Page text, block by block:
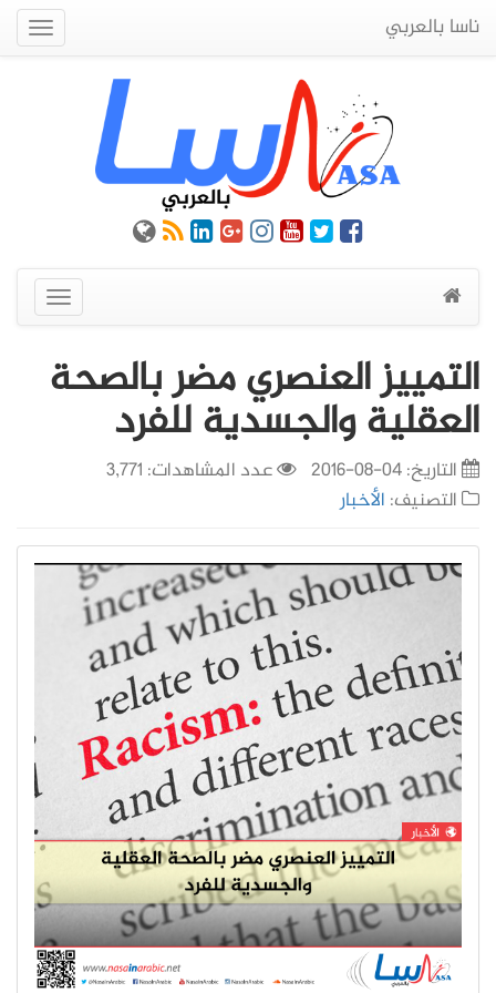
ناسا بالعربي
عرض
القائمة
التمييز العنصري مضر بالصحة
العقلية والجسدية للفرد
التاريخ:04-08-2016
عدد المشاهدات: 3,771
التصنيف: الأخبار